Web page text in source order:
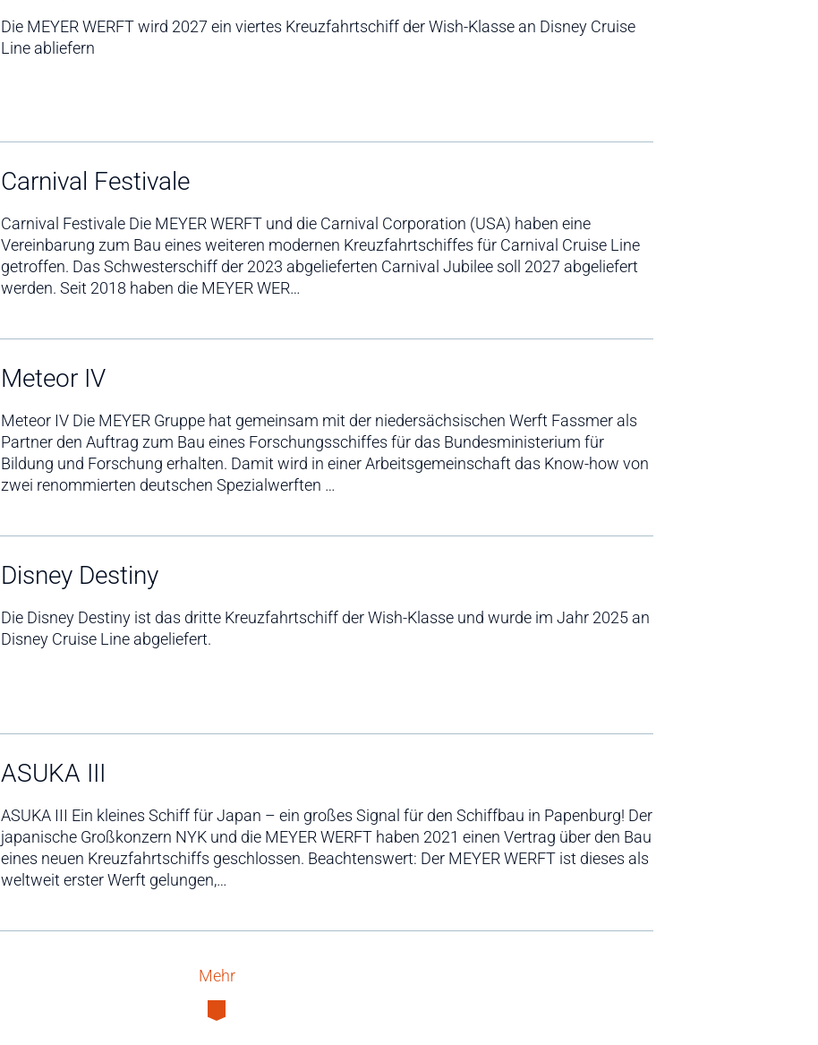
Die MEYER WERFT wird 2027 ein viertes Kreuzfahrtschiff der Wish-Klasse an Disney Cruise
Line abliefern
Carnival Festivale
Carnival Festivale Die MEYER WERFT und die Carnival Corporation (USA) haben eine
Vereinbarung zum Bau eines weiteren modernen Kreuzfahrtschiffes für Carnival Cruise Line
getroffen. Das Schwesterschiff der 2023 abgelieferten Carnival Jubilee soll 2027 abgeliefert
werden. Seit 2018 haben die MEYER WER…
Meteor IV
Meteor IV Die MEYER Gruppe hat gemeinsam mit der niedersächsischen Werft Fassmer als
Partner den Auftrag zum Bau eines Forschungsschiffes für das Bundesministerium für
Bildung und Forschung erhalten. Damit wird in einer Arbeitsgemeinschaft das Know-how von
zwei renommierten deutschen Spezialwerften …
Disney Destiny
Die Disney Destiny ist das dritte Kreuzfahrtschiff der Wish-Klasse und wurde im Jahr 2025 an
Disney Cruise Line abgeliefert.
ASUKA III
ASUKA III Ein kleines Schiff für Japan – ein großes Signal für den Schiffbau in Papenburg! Der
japanische Großkonzern NYK und die MEYER WERFT haben 2021 einen Vertrag über den Bau
eines neuen Kreuzfahrtschiffs geschlossen. Beachtenswert: Der MEYER WERFT ist dieses als
weltweit erster Werft gelungen,…
Mehr